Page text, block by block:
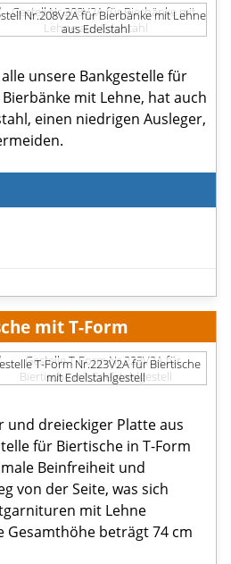
Nr.208V2A für Bierbänke mit Lehne
aus Edelstahl
unsere Bankgestelle für
mit Lehne, hat auch
einen niedrigen Ausleger,
mit T-Form
T-Form Nr.223V2A für Biertische
mit Edelstahlgestell
und dreieckiger Platte aus
für Biertische in T-Form
Beinfreiheit und
von der Seite, was sich
mit Lehne
Gesamthöhe beträgt 74 cm